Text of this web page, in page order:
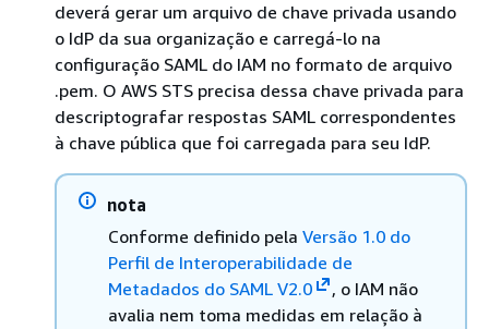
deverá gerar um arquivo de chave privada usando
o IdP da sua organização e carregá-lo na
configuração SAML do IAM no formato de arquivo
.pem. O AWS STS precisa dessa chave privada para
descriptografar respostas SAML correspondentes
à chave pública que foi carregada para seu IdP.
nota
Conforme definido pela Versão 1.0 do
Perfil de Interoperabilidade de
Metadados do SAML V2.0
, o IAM não
avalia nem toma medidas em relação à